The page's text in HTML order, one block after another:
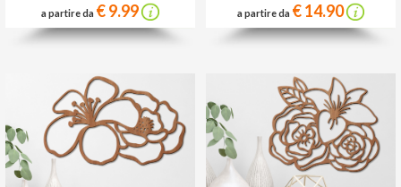
a partire da € 9.99 a partire da € 14.90